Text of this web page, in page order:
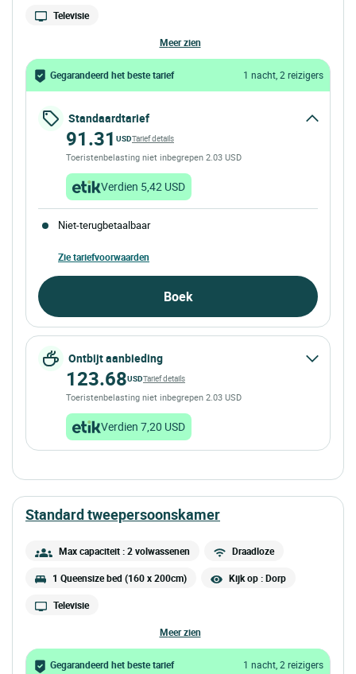
Televisie
meer zien
Gegarandeerd het beste tarief 1 nacht, 2 reizigers
Standaardtarief
91.31 USDTarief details
Toeristenbelasting niet inbegrepen 2.03 USD
Verdien 5,42 USD
Niet-terugbetaalbaar
Zie tariefvoorwaarden
Boek
Ontbijt aanbieding
123.68USDTarief details
Toeristenbelasting niet inbegrepen 2.03 USD
Verdien 7,20 USD
standard tweepersoonskamer
Max capaciteit : 2 volwassenen Draadloze
1 Queensize bed (160 x 200cm) Kijk op : Dorp
Televisie
meer zien
Gegarandeerd het beste tarief 1 nacht, 2 reizigers